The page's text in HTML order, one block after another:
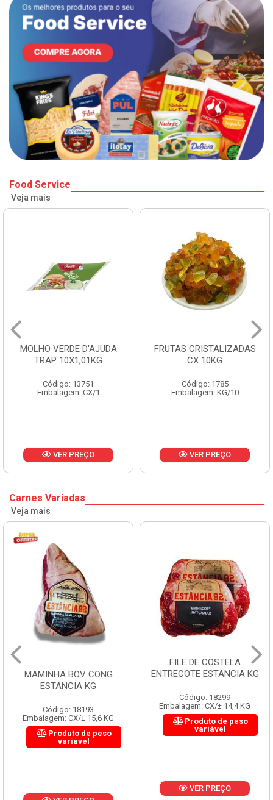
Food Service
Veja mais
FRUTAS CRISTALIZADAS
CX 10KG
Código: 1785
Embalagem: KG/10
VER PREÇO
MARGARINA PRIMOR
BALDE 3KG
Código: 1801
Embalagem: BD/1
VER PREÇO
Carnes Variadas
Veja mais
MAMINHA BOV CONG
ESTANCIA KG
Código: 18193
Embalagem: CX/± 15,6 KG
Produto de peso
variável
FILE DE COSTELA
ENTRECOTE ESTANCIA KG
Código: 18299
Embalagem: CX/± 14,4 KG
Produto de peso
variável
VER PREÇO